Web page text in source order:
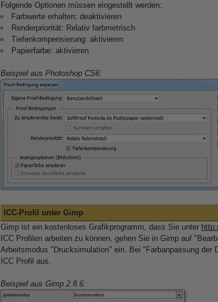
Folgende Optionen müssen eingestellt werden:
Farbwerte erhalten: deaktivieren
Renderpriorität: Relativ farbmetrisch
Tiefenkompensierung: aktivieren
Papierfarbe: aktivieren
Beispiel aus Photoshop CS6:
ICC-Profil unter Gimp
Gimp ist ein kostenloses Grafikprogramm, dass Sie unter
ICC Profilen arbeiten zu können, gehen Sie in Gimp auf
Arbeitsmodus "Drucksimulation" ein. Bei "Farbanpassung der
ICC Profil aus.
Beispiel aus Gimp 2.8.6: